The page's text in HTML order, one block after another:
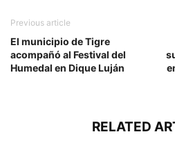
Previous article
El municipio de Tigre
acompañó al Festival del
Humedal en Dique Luján
RELATED